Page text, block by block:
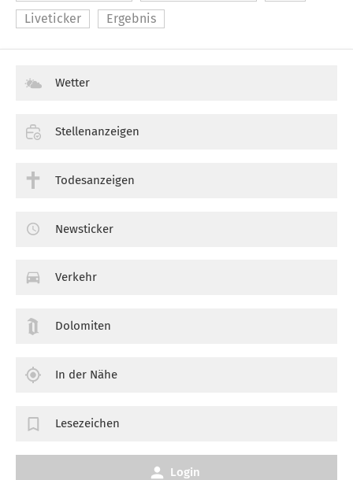
Liveticker
Ergebnis
Wetter
Stellenanzeigen
Todesanzeigen
Newsticker
Verkehr
Dolomiten
In der Nähe
Lesezeichen
Login